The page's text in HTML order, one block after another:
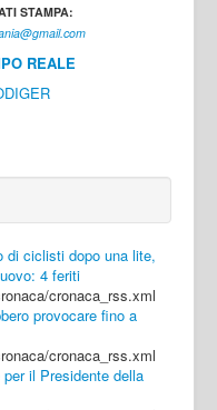
STAMPA:
REALE
di ciclisti dopo una lite,
4 feriti
cronaca_rss.xml
provocare fino a
cronaca_rss.xml
il Presidente della